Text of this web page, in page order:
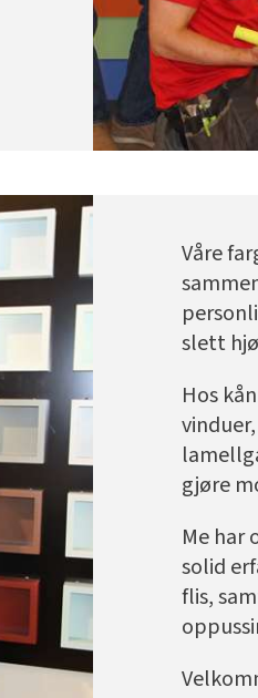
Våre
slett
Hos
gjøre
Me har
solid
flis,